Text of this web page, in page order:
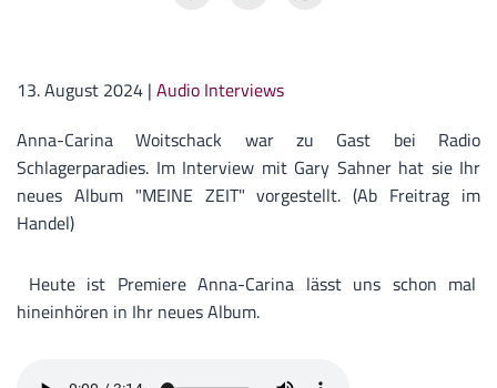
13. August 2024 | Audio Interviews
Anna-Carina Woitschack war zu Gast bei Radio
Schlagerparadies. Im Interview mit Gary Sahner hat sie Ihr
neues Album "MEINE ZEIT" vorgestellt. (Ab Freitrag im
Handel)
Heute ist Premiere Anna-Carina lässt uns schon mal
hineinhören in Ihr neues Album.